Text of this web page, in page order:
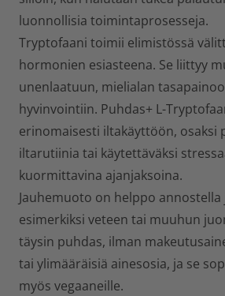
luonnollisia toimintaprosesseja.
Tryptofaani toimii elimistössä
hormonien esiasteena. Se liittyy
unenlaatuun, mielialan
hyvinvointiin. Puhdas+ L-
erinomaisesti iltakäyttöön, osaksi
iltarutiinia tai käytettäväksi
kuormittavina ajanjaksoina.
Jauhemuoto on helppo annostella
esimerkiksi veteen tai muuhun
täysin puhdas, ilman
tai ylimääräisiä ainesosia, ja se
myös vegaaneille.